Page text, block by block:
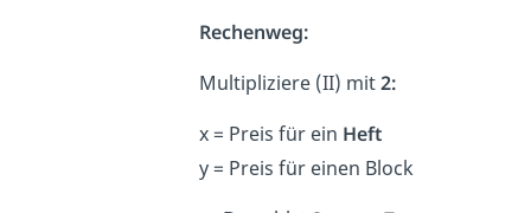
Rechenweg:
Multipliziere (II) mit2:
x = Preis für ein Heft
y = Preis für einen Block